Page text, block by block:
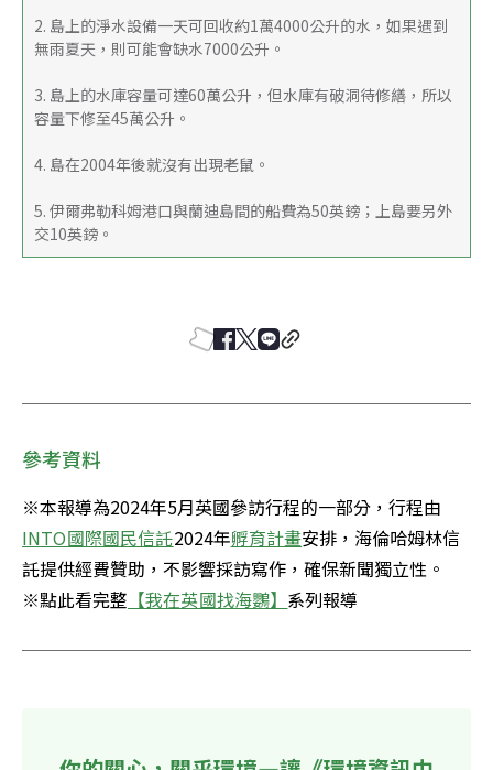
2. 島上的淨水設備一天可回收約1萬4000公升的水，如果遇到
無雨夏天，則可能會缺水7000公升。
3. 島上的水庫容量可達60萬公升，但水庫有破洞待修繕，所以
容量下修至45萬公升。
4. 島在2004年後就沒有出現老鼠。
5. 伊爾弗勒科姆港口與蘭迪島間的船費為50英鎊；上島要另外
交10英鎊。
參考資料
※本報導為2024年5月英國參訪行程的一部分，行程由
INTO國際國民信託2024年孵育計畫安排，海倫哈姆林信
託提供經費贊助，不影響採訪寫作，確保新聞獨立性。
※點此看完整 【我在英國找海鸚】 系列報導